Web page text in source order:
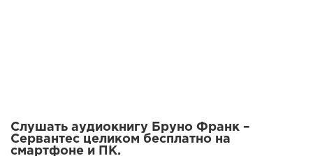
Слушать аудиокнигу Бруно Франк –
Сервантес целиком бесплатно на
смартфоне и ПК.